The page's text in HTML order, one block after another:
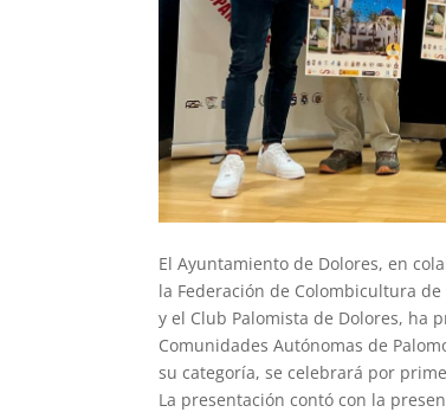
El Ayuntamiento de Dolores, en
la Federación de Colombicultura
y el Club Palomista de Dolores, ha
Comunidades Autónomas de
su categoría, se celebrará por
La presentación contó con la